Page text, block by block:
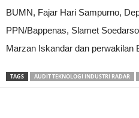
BUMN, Fajar Hari Sampurno,
PPN/Bappenas, Slamet
Marzan Iskandar dan perwakilan
TAGS AUDIT TEKNOLOGI INDUSTRI RADAR